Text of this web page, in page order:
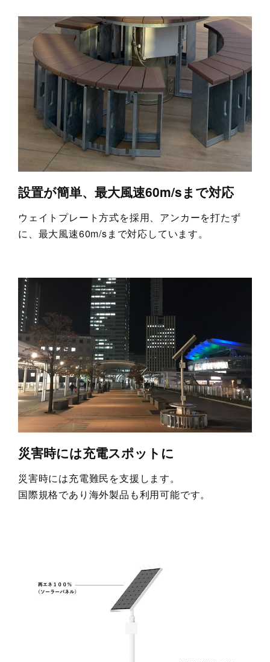
設置が簡単、最大風速60m/sまで対応
ウェイトプレート方式を採用、アンカーを打たず
に、最大風速60m/sまで対応しています。
災害時には充電スポットに
災害時には充電難民を支援します。
国際規格であり海外製品も利用可能です。